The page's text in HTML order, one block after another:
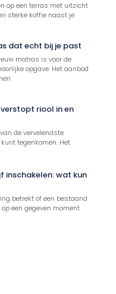
op een terras met uitzicht
sterke koffie naast je
dat echt bij je past
matras is voor de
opgave. Het aanbod
riool in en
de vervelendste
tegenkomen. Het
inschakelen: wat kun
betrekt of een bestaand
een gegeven moment